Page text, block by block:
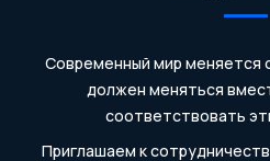
Современный мир меняется
должен меняться
соответствовать
Приглашаем к